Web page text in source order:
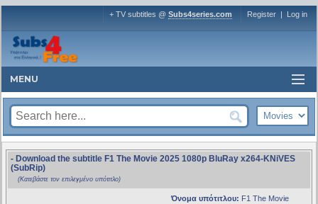
+ TV subtitles @ Subs4series.com Register | Log in
MENU
- Download the subtitle F1 The Movie 2025 1080p BluRay x264-KNiVES
(SubRip)
(Κατεβάστε τον επιλεγμένο υπότιτλο)
Όνομα υπότιτλου: F1 The Movie